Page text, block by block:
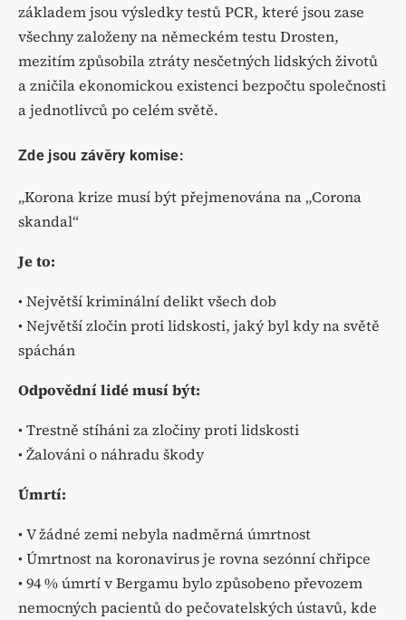
základem jsou výsledky testů PCR, které jsou zase
všechny založeny na německém testu Drosten,
mezitím způsobila ztráty nesčetných lidských životů
a zničila ekonomickou existenci bezpočtu společnosti
a jednotlivců po celém světě.
Zde jsou závěry komise:
„Korona krize musí být přejmenována na „Corona
skandal“
Je to:
• Největší kriminální delikt všech dob
• Největší zločin proti lidskosti, jaký byl kdy na světě
spáchán
Odpovědní lidé musí být:
• Trestně stíháni za zločiny proti lidskosti
• Žalováni o náhradu škody
Úmrtí:
• V žádné zemi nebyla nadměrná úmrtnost
• Úmrtnost na koronavirus je rovna sezónní chřipce
• 94 % úmrtí v Bergamu bylo způsobeno převozem
nemocných pacientů do pečovatelských ústavů, kde